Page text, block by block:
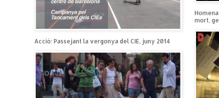
Acció: Passejant la vergonya del CIE, juny 2014
mort,